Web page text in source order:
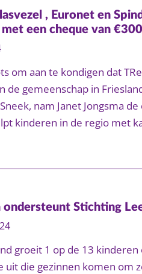
, Euronet en
met een cheque van
om aan te kondigen dat
de gemeenschap in
nam Janet Jongsma
kinderen in de regio met
ondersteunt Stichting
groeit 1 op de 13
uit die gezinnen komen om